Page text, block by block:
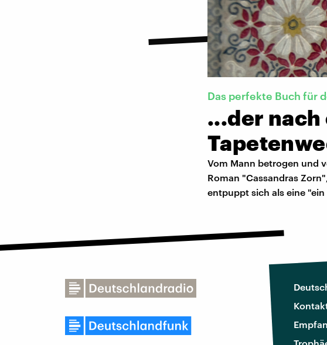
Das perfekte Buch für
...der
Vom Mann betrogen und
Roman "Cassandras
entpuppt sich als eine